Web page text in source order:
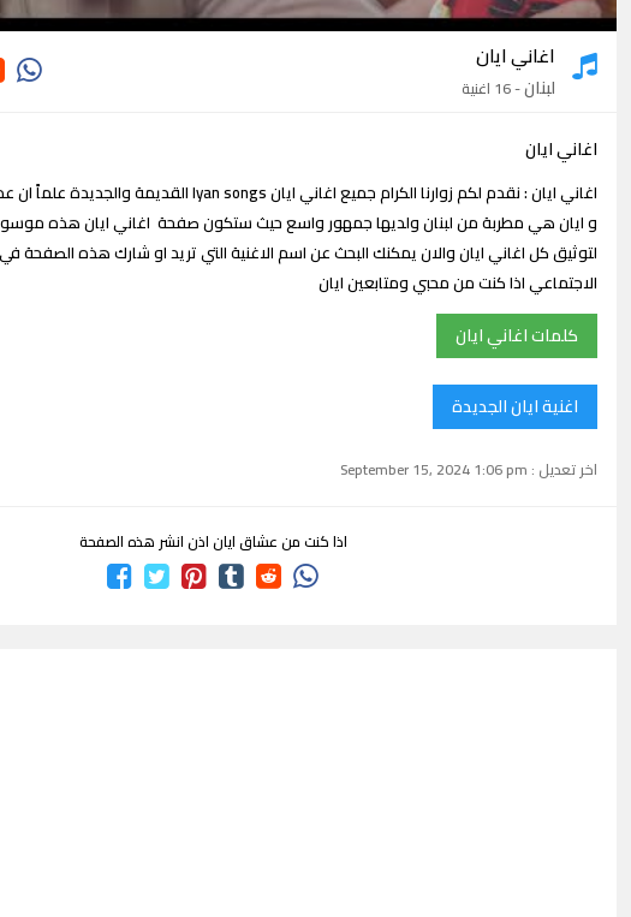
اغاني ايان
اغاني ايان
لبنان- 16 اغنية
اغاني ايان
و ايان هي مطربة من لبنان ولديها جمهور واسع حيث ستكون صفحة اغاني ايان هذه
لتوثيق كل اغاني ايان والان يمكنك البحث عن اسم الاغنية التي تريد او شارك هذه الصفحة
الاجتماعي اذا كنت من محبي ومتابعين ايان
كلمات اغاني ايان
اغنية ايان الجديدة
اخر تعديل : September 15, 2024 1:06 pm
اذا كنت من عشاق ايان اذن انشر هذه الصفحة